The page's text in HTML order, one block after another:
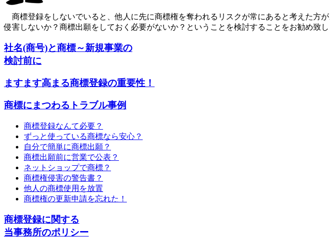
商標登録をしないでいると、他人に先に商標権を奪われるリスクが常にあると考えた方
侵害しないか？商標出願をしておく必要がないか？ということを検討することをお勧め致し
社名(商号)と商標～新規事業の
検討前に
ますます高まる商標登録の重要性！
商標にまつわるトラブル事例
商標登録なんて必要？
ずっと使っている商標なら安心？
自分で簡単に商標出願？
商標出願前に営業で公表？
ネットショップで商標？
商標権侵害の警告書？
他人の商標使用を放置
商標権の更新申請を忘れた！
商標登録に関する
当事務所のポリシー